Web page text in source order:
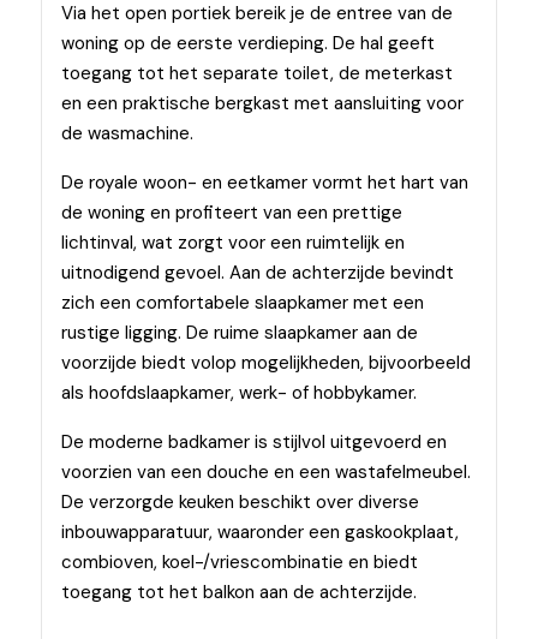
Via het open portiek bereik je de entree van de
woning op de eerste verdieping. De hal geeft
toegang tot het separate toilet, de meterkast
en een praktische bergkast met aansluiting voor
de wasmachine.
De royale woon- en eetkamer vormt het hart van
de woning en profiteert van een prettige
lichtinval, wat zorgt voor een ruimtelijk en
uitnodigend gevoel. Aan de achterzijde bevindt
zich een comfortabele slaapkamer met een
rustige ligging. De ruime slaapkamer aan de
voorzijde biedt volop mogelijkheden, bijvoorbeeld
als hoofdslaapkamer, werk- of hobbykamer.
De moderne badkamer is stijlvol uitgevoerd en
voorzien van een douche en een wastafelmeubel.
De verzorgde keuken beschikt over diverse
inbouwapparatuur, waaronder een gaskookplaat,
combioven, koel-/vriescombinatie en biedt
toegang tot het balkon aan de achterzijde.